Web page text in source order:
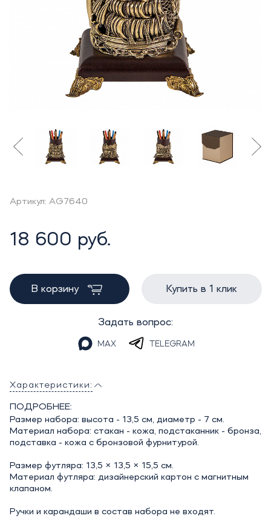
Артикул: AG7640
18 600 руб.
В корзину Купить в 1 клик
Задать вопрос:
MAX TELEGRAM
Характеристики:
ПОДРОБНЕЕ:
Размер набора: высота - 13,5 см, диаметр - 7 см.
Материал набора: стакан - кожа, подстаканник - бронза,
подставка - кожа с бронзовой фурнитурой.
Размер футляра: 13,5 × 13,5 × 15,5 см.
Материал футляра: дизайнерский картон с магнитным
клапаном.
Ручки и карандаши в состав набора не входят.